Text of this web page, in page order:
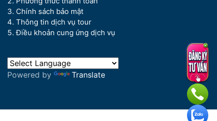
Chính sách bảo mật
Thông tin dịch vụ tour
Điều khoản cung ứng dịch vụ
Powered by Translate